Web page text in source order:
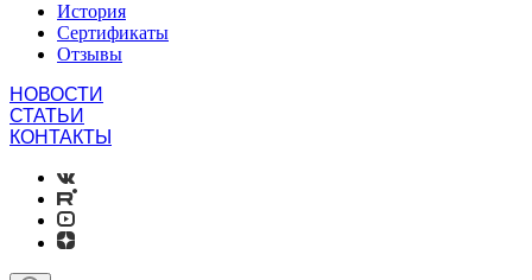
История
Сертификаты
Отзывы
НОВОСТИ
СТАТЬИ
КОНТАКТЫ